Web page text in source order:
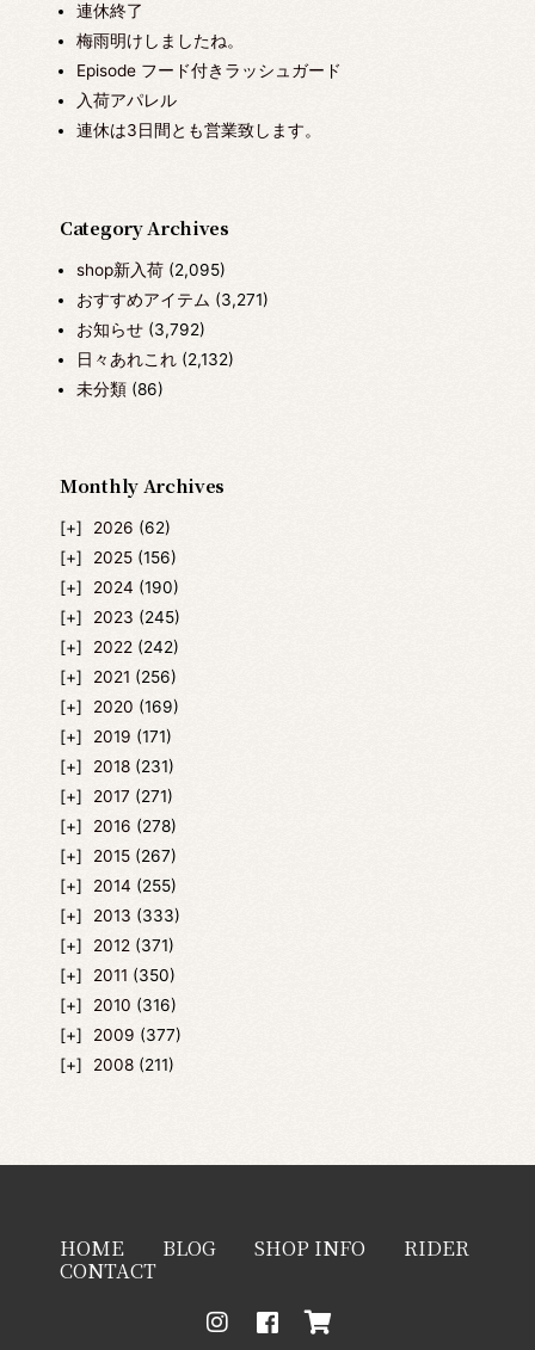
連休終了
梅雨明けしましたね。
Episode フード付きラッシュガード
入荷アパレル
連休は3日間とも営業致します。
Category Archives
shop新入荷(2,095)
おすすめアイテム (3,271)
お知らせ(3,792)
日々あれこれ(2,132)
未分類(86)
Monthly Archives
2026 (62)
2025 (156)
2024 (190)
2023 (245)
2022 (242)
2021 (256)
2020 (169)
2019 (171)
2018 (231)
2017 (271)
2016 (278)
2015 (267)
2014 (255)
2013 (333)
2012 (371)
2011 (350)
2010 (316)
2009 (377)
2008 (211)
HOME BLOG SHOP INFO RIDER
CONTACT